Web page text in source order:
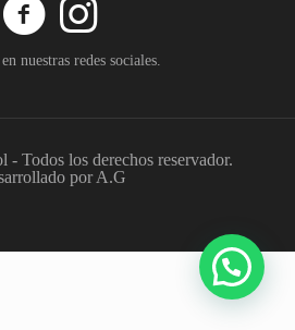
nuestras redes sociales.
- Todos los derechos reservador.
por A.G